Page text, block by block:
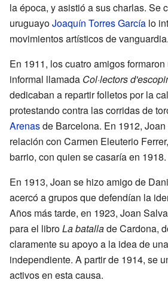
la época, y asistió a sus charlas. Se
uruguayoJoaquín Torres García lo
movimientos artísticos de vanguardia.
En 1911, los cuatro amigos
informal llamada Col·lectors
dedicaban a repartir folletos por la
protestando contra las corridas de
Arenasde Barcelona. En 1912,
relación con Carmen Eleuterio
barrio, con quien se casaría en 1918.
En 1913, Joan se hizo amigo de
acercó a grupos que defendían la
Años más tarde, en 1923, Joan
para el libroLa batallade Cardona,
claramente su apoyo a la idea de
independiente. A partir de 1914, se
activos en esta causa.